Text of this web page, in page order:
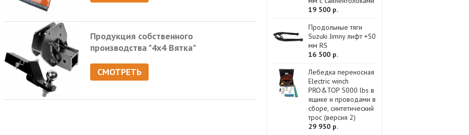
Продукция собственного
производства "4х4 Вятка"
СМОТРЕТЬ
19 500 р.
Продольные тяги
Suzuki Jimny лифт +50
мм RS
16 500 р.
Лебедка переносная
Electric winch
PRO&TOP 5000 lbs в
ящике и проводами в
сборе, синтетический
трос (версия 2)
29 950 р.